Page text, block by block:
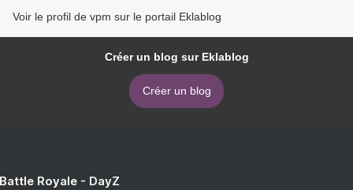
Voir le profil de vpm sur le portail Eklablog
Créer un blog sur Eklablog
Créer un blog
Royale - DayZ